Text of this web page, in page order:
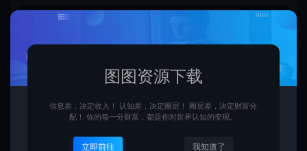
资源是每天更新吗？
源码、模板等等资源。
查看详情
图图资源下载
信息差，决定收入！ 认知差，决定圈层！ 圈层差，决定财富分
配！ 你的每一分财富，都是你对世界认知的变现。
立即前往 我知道了